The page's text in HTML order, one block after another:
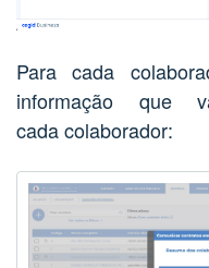
Para cada
informação que
cadacolaborador: